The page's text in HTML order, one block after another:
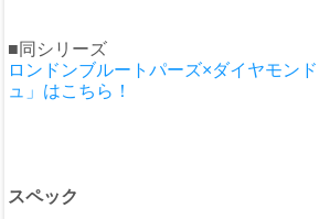
■同シリーズ
ロンドンブルートパーズ×ダイヤモン
ュ」はこちら！
スペック